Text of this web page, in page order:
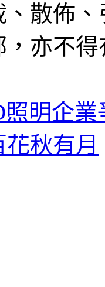
散佈
亦不
明企
秋有月